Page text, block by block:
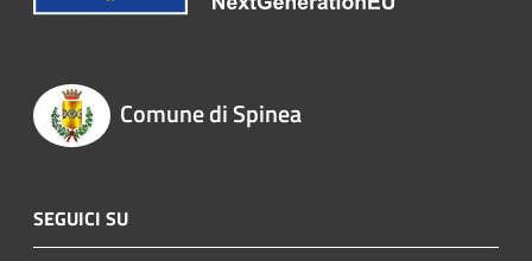
Comune di Spinea
SEGUICI SU